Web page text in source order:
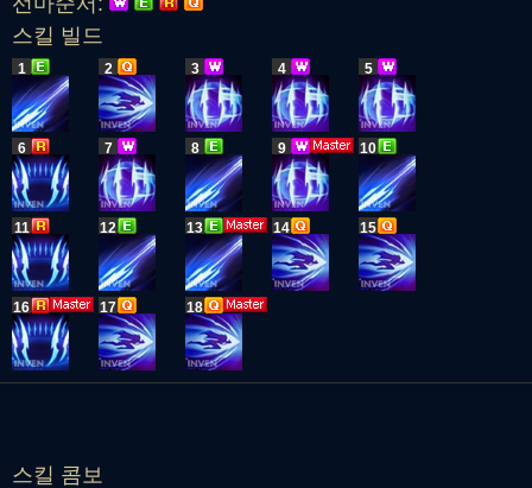
스킬 빌드
1 2 3 4 5
6 7 8 9 10
11 12 13 14 15
16 17 18
스킬 콤보